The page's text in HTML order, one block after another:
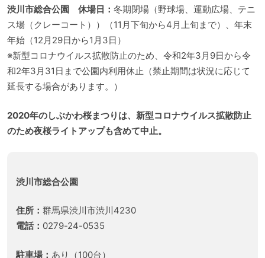
渋川市総合公園 休場日： 冬期閉場（野球場、運動広場、テニ
ス場（クレーコート））（11月下旬から4月上旬まで）、年末
年始（12月29日から1月3日）
※新型コロナウイルス拡散防止のため、令和2年3月9日から令
和2年3月31日まで公園内利用休止（禁止期間は状況に応じて
延長する場合があります。）
2020年のしぶかわ桜まつりは、新型コロナウイルス拡散防止
のため夜桜ライトアップも含めて中止。
渋川市総合公園
住所： 群馬県渋川市渋川4230
電話： 0279-24-0535
駐車場： あり（100台）